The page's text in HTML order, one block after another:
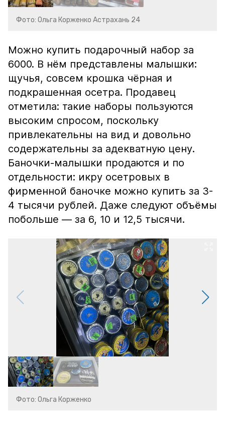
Фото: Ольга Корженко Астрахань 24
Можно купить подарочный набор за
6000. В нём представлены малышки:
щучья, совсем крошка чёрная и
подкрашенная осетра. Продавец
отметила: такие наборы пользуются
высоким спросом, поскольку
привлекательны на вид и довольно
содержательны за адекватную цену.
Баночки-малышки продаются и по
отдельности: икру осетровых в
фирменной баночке можно купить за 3-
4 тысячи рублей. Даже следуют объёмы
побольше — за 6, 10 и 12,5 тысячи.
Фото: Ольга Корженко